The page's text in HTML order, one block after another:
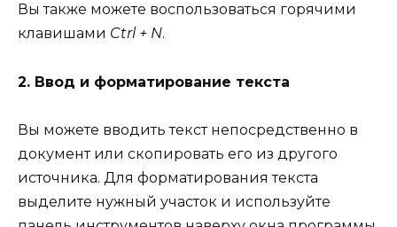
Вы также можете воспользоваться горячими
клавишами Ctrl + N.
2. Ввод и форматирование текста
Вы можете вводить текст непосредственно в
документ или скопировать его из другого
источника. Для форматирования текста
выделите нужный участок и используйте